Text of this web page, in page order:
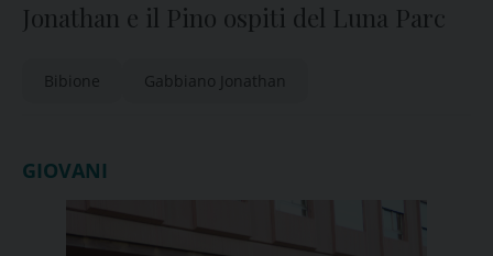
Jonathan e il Pino ospiti del Luna Parc
Bibione Gabbiano Jonathan
GIOVANI